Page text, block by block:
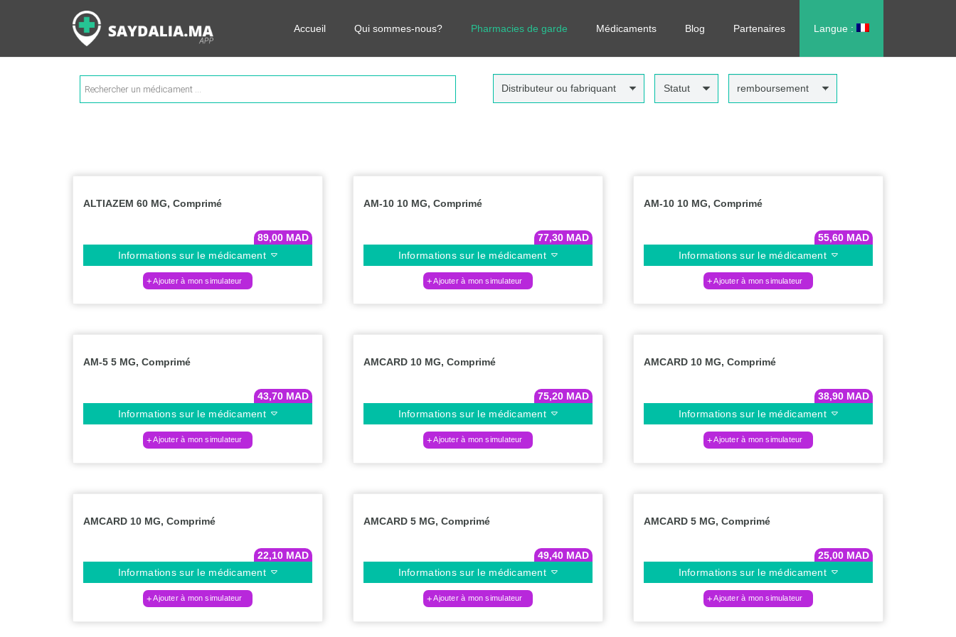
Accueil Qui sommes-nous? Pharmacies de garde Médicaments Blog Partenaires Langue :
Rechercher les informations sur vos médicaments, leurs prix et estimer ainsi le coût total de votre ordonnance, sans vous déplacer !
Recherche
de
produits
Distributeur ou fabriquant Statut remboursement
ALTIAZEM 60 MG, Comprimé
89,00 MAD
Informations sur le médicament
Ajouter à mon simulateur
AM-10 10 MG, Comprimé
77,30 MAD
Informations sur le médicament
Ajouter à mon simulateur
AM-10 10 MG, Comprimé
55,60 MAD
Informations sur le médicament
Ajouter à mon simulateur
AM-5 5 MG, Comprimé
43,70 MAD
Informations sur le médicament
Ajouter à mon simulateur
AMCARD 10 MG, Comprimé
75,20 MAD
Informations sur le médicament
Ajouter à mon simulateur
AMCARD 10 MG, Comprimé
38,90 MAD
Informations sur le médicament
Ajouter à mon simulateur
AMCARD 10 MG, Comprimé
22,10 MAD
Informations sur le médicament
Ajouter à mon simulateur
AMCARD 5 MG, Comprimé
49,40 MAD
Informations sur le médicament
Ajouter à mon simulateur
AMCARD 5 MG, Comprimé
25,00 MAD
Informations sur le médicament
Ajouter à mon simulateur